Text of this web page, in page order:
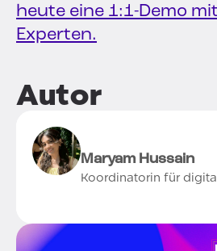
heute eine 1:1-Demo
Experten.
Autor
Maryam Hussain
Koordinatorin für